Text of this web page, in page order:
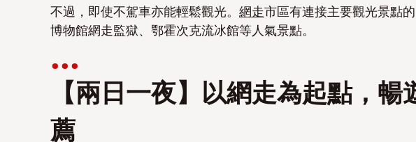
不過，即使不駕車亦能輕鬆觀光。 網走市區有連接主要觀光景點
博物館網走監獄、鄂霍次克流冰館等人氣景點。
【兩日一夜】以網走為起點，
薦